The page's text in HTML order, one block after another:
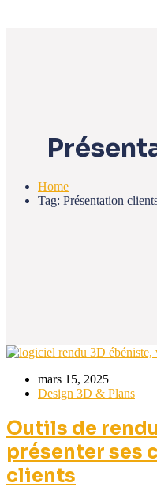
Home
Tag: Présentation
mars 15, 2025
Design 3D & Plans
Outils de
présenter ses
clients